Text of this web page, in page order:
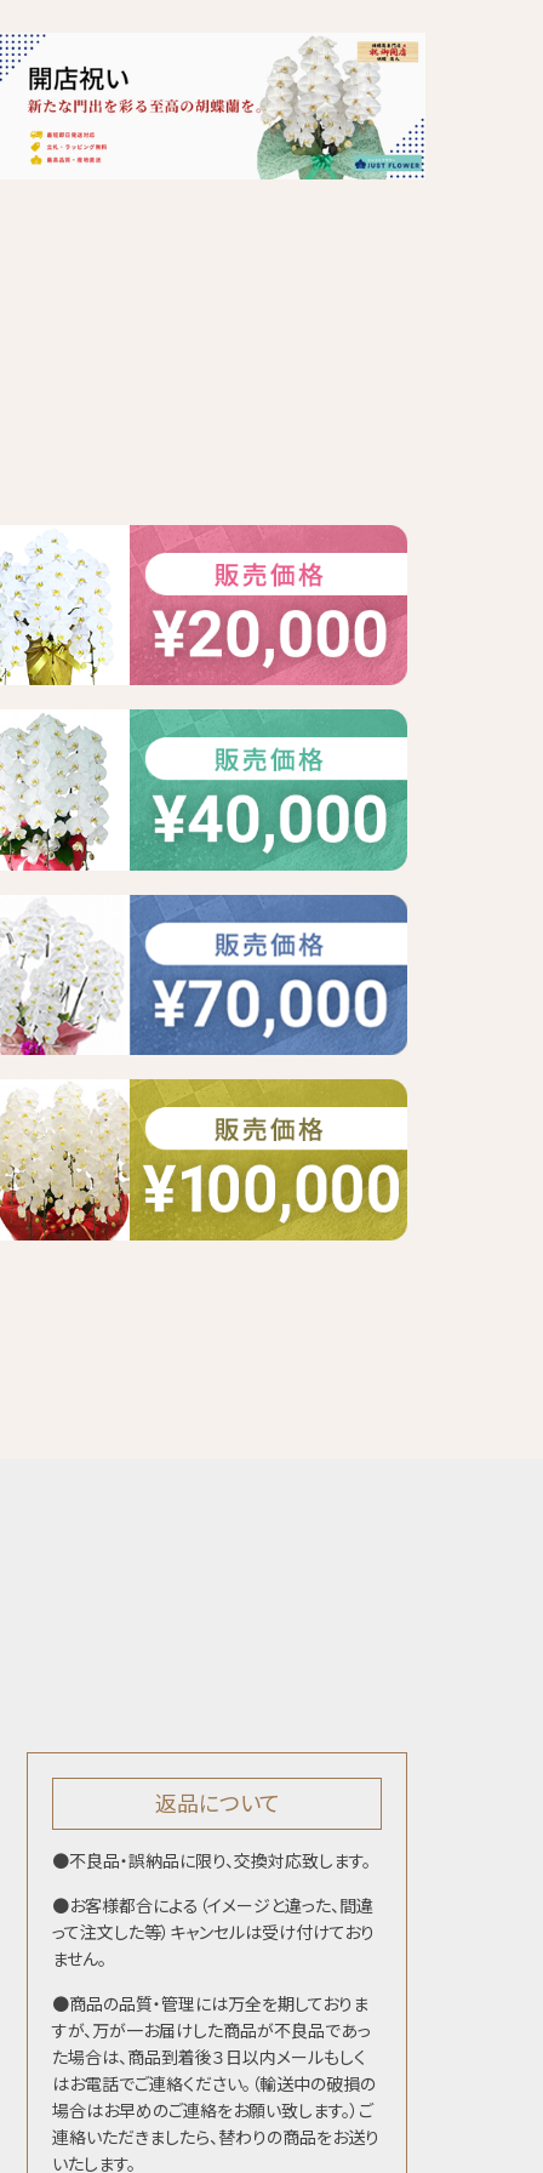
返品について
●不良品・誤納品に限り、交換対応致します。
●お客様都合による（イメージと違った、間違
って注文した等）キャンセルは受け付けており
ません。
●商品の品質・管理には万全を期しておりま
すが、万が一お届けした商品が不良品であっ
た場合は、商品到着後３日以内メールもしく
はお電話でご連絡ください。（輸送中の破損の
場合はお早めのご連絡をお願い致します。）ご
連絡いただきましたら、替わりの商品をお送り
いたします。